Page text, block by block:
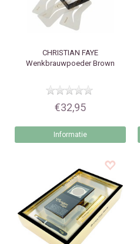
CHRISTIAN FAYE
Wenkbrauwpoeder Brown
€32,95
Informatie